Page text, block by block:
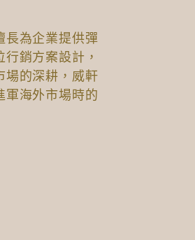
長為企業提供彈
銷方案設計，
場的深耕，威軒
軍海外市場時的